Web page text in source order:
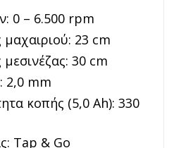
0 – 6.500 rpm
23 cm
30 cm
2,0 mm
κοπής (5,0 Ah): 330
Tap & Gο